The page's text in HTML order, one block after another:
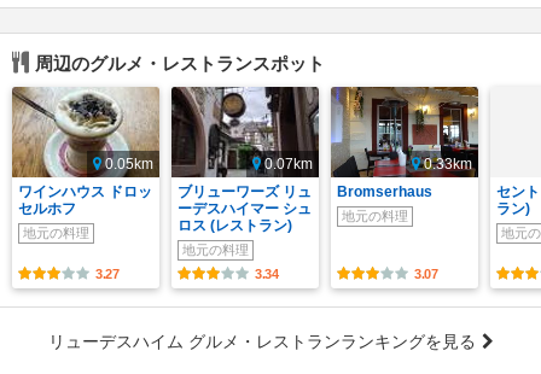
周辺のグルメ・レストランスポット
0.05km
ワインハウス ドロッ
セルホフ
地元の料理
3.27
0.07km
ブリューワーズ リュ
ーデスハイマー シュ
ロス (レストラン)
地元の料理
3.34
0.33km
Bromserhaus
地元の料理
3.07
セン
ラン)
地元
リューデスハイム グルメ・レストランランキングを見る